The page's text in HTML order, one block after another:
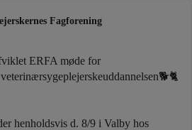
Fagforening
ERFA møde for
henholdsvis d. 8/9 i Valby hos